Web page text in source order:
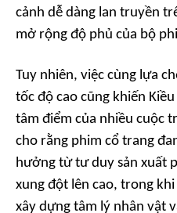
cảnh dễ dàng lan truyền
mở rộng độ phủ của bộ
Tuy nhiên, việc cùng lựa
tốc độ cao cũng khiến
tâm điểm của nhiều cuộc
cho rằng phim cổ trang
hưởng từ tư duy sản xuất
xung đột lên cao, trong
xây dựng tâm lý nhân vật